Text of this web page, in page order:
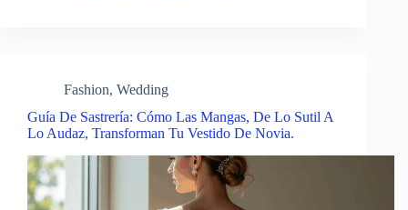
Fashion, Wedding
Guía De Sastrería: Cómo Las Mangas, De Lo Sutil A
Lo Audaz, Transforman Tu Vestido De Novia.